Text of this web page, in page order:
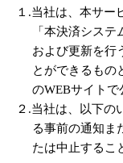
１.当社は、本サー
「本決済シス
および更新を行
とができるもの
のWEBサイトで
２.当社は、以下の
る事前の通知ま
たは中止するこ